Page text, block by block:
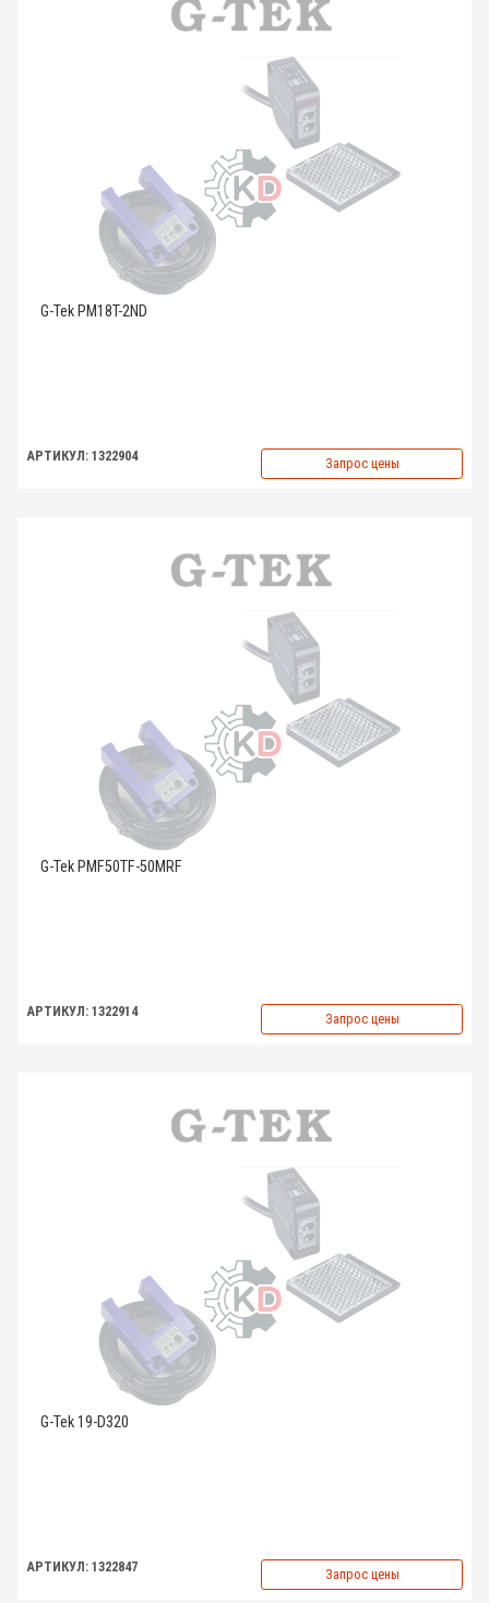
G-Tek PM18T-2ND
АРТИКУЛ: 1322904 Запрос цены
G-Tek PMF50TF-50MRF
АРТИКУЛ: 1322914 Запрос цены
G-Tek 19-D320
АРТИКУЛ: 1322847 Запрос цены